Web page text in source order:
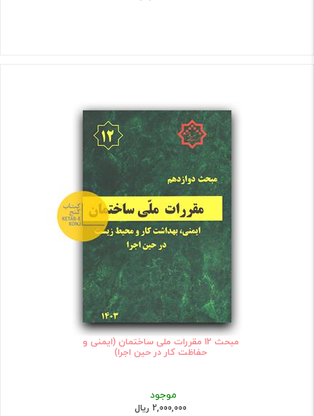
مبحث 12 مقررات ملی ساختمان (ایمنی و
حفاظت کار در حین اجرا)
موجود
2,000,000 ریال